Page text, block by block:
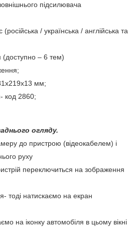
підсилювача
/ українська / англійська та
– 6 тем)
мм;
код 2860;
огляду.
до пристрою (відеокабелем) і
руху
переключиться на зображення
тоді натискаємо на екран
на іконку автомобіля в цьому вікні